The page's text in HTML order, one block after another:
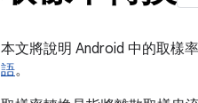
本文將說明 Android 中的取樣
語。